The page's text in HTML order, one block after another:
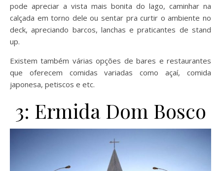
pode apreciar a vista mais bonita do lago, caminhar na
calçada em torno dele ou sentar pra curtir o ambiente no
deck, apreciando barcos, lanchas e praticantes de stand
up.
Existem também várias opções de bares e restaurantes
que oferecem comidas variadas como açaí, comida
japonesa, petiscos e etc.
3: Ermida Dom Bosco